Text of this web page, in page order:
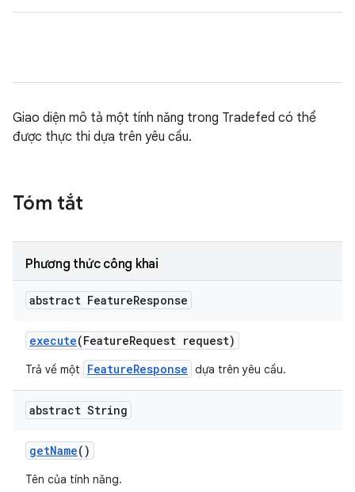
Giao diện mô tả một tính năng trong Tradefed có thể
được thực thi dựa trên yêu cầu.
Tóm tắt
Phương thức công khai
abstract FeatureResponse
execute(FeatureRequest request)
Trả về một FeatureResponse dựa trên yêu cầu.
abstract String
getName()
Tên của tính năng.